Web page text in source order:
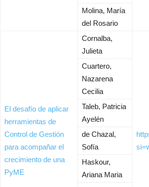
Molina, María
del Rosario
El desafío de aplicar
herramientas de
Control de Gestión
para acompañar el
crecimiento de una
PyME
Cornalba,
Julieta
Cuartero,
Nazarena
Cecilia
Taleb, Patricia
Ayelén
de Chazal,
Sofía
Haskour,
Ariana Maria